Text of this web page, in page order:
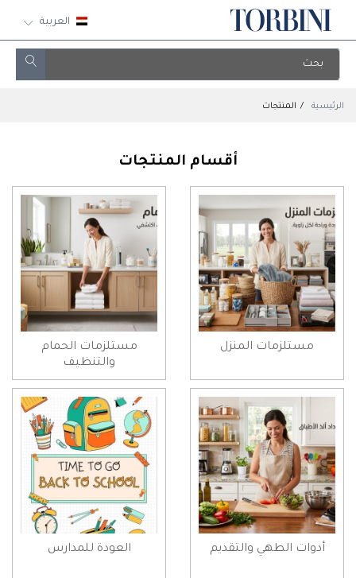
العربية
الرئيسية المنتجات
أقسام المنتجات
مستلزمات المنزل
مستلزمات الحمام
والتنظيف
أدوات الطهي والتقديم العودة للمدارس